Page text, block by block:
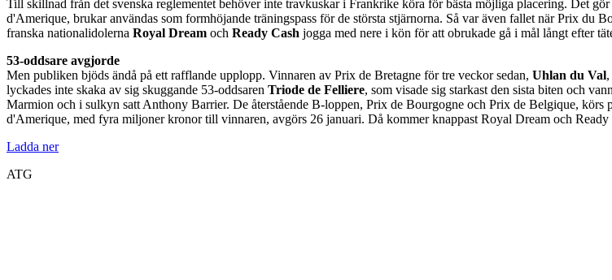
Till skillnad från det svenska reglementet behöver inte travkuskar i Frankrike köra för bästa möjliga placering. Det
d'Amerique, brukar användas som formhöjande träningspass för de största stjärnorna. Så var även fallet när Prix du
franska nationalidolerna Royal Dream och Ready Cash jogga med nere i kön för att obrukade gå i mål långt efter
53-oddsare avgjorde
Men publiken bjöds ändå på ett rafflande upplopp. Vinnaren av Prix de Bretagne för tre veckor sedan, Uhlan du Val
lyckades inte skaka av sig skuggande 53-oddsaren Triode de Felliere, som visade sig starkast den sista biten och
Marmion och i sulkyn satt Anthony Barrier. De återstående B-loppen, Prix de Bourgogne och Prix de Belgique, körs
d'Amerique, med fyra miljoner kronor till vinnaren, avgörs 26 januari. Då kommer knappast Royal Dream och Ready
Ladda ner
ATG